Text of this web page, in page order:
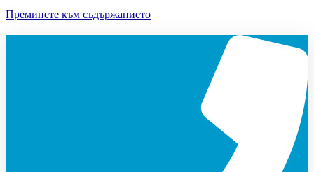
Преминете към съдържанието